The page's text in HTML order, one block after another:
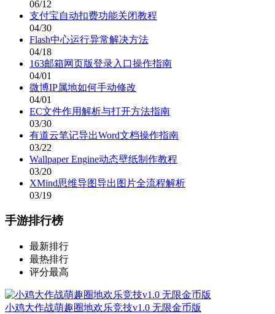
06/12
支付宝自动扣费功能关闭教程
04/30
Flash中心运行异常解决方法
04/18
163邮箱网页版登录入口操作指南
04/01
微博IP属地如何手动修改
04/01
EC文件作用解析与打开方法指南
03/30
有道云笔记导出Word文档操作指南
03/22
Wallpaper Engine动态壁纸制作教程
03/20
XMind思维导图导出图片全流程解析
03/19
手游排行榜
最新排行
最热排行
评分最高
小鸡大作战萌趣圈地欢乐竞技v1.0 无限金币版